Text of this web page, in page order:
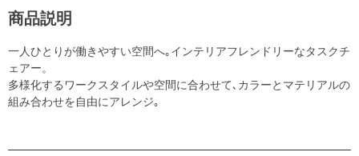
商品説明
一人ひとりが働きやすい空間へ｡インテリアフレンドリーなタスクチ
ェアー。
多様化するワークスタイルや空間に合わせて､カラーとマテリアルの
組み合わせを自由にアレンジ｡